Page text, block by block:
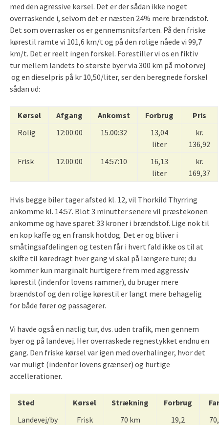
med den agressive kørsel. Det er der sådan ikke noget
overraskende i, selvom det er næsten 24% mere brændstof.
Det som overrasker os er gennemsnitsfarten. På den friske
kørestil ramte vi 101,6 km/t og på den rolige nåede vi 99,7
km/t. Det er reelt ingen forskel. Forestiller vi os en fiktiv
tur mellem landets to største byer via 300 km på motorvej
og en dieselpris på kr 10,50/liter, ser den beregnede forskel
sådan ud:
Kørsel Afgang Ankomst Forbrug
Pris
Rolig
12:00:00 15.00:32
13,04
liter
kr.
136,92
Frisk
12.00:00 14:57:10
16,13
liter
kr.
169,37
Hvis begge biler tager afsted kl. 12, vil Thorkild Thyrring
ankomme kl. 14:57. Blot 3 minutter senere vil præstekonen
ankomme og have sparet 33 kroner i brændstof. Lige nok til
en kop kaffe og en fransk hotdog. Det er og bliver i
småtingsafdelingen og testen får i hvert fald ikke os til at
skifte til køredragt hver gang vi skal på længere ture; du
kommer kun marginalt hurtigere frem med aggressiv
kørestil (indenfor lovens rammer), du bruger mere
brændstof og den rolige kørestil er langt mere behagelig
for både fører og passagerer.
Vi havde også en natlig tur, dvs. uden trafik, men gennem
byer og på landevej. Her overraskede regnestykket endnu en
gang. Den friske kørsel var igen med overhalinger, hvor det
var muligt (indenfor lovens grænser) og hurtige
accellerationer.
Sted Kørsel Strækning Forbrug
Landevej/by
Frisk 70 km
19,2